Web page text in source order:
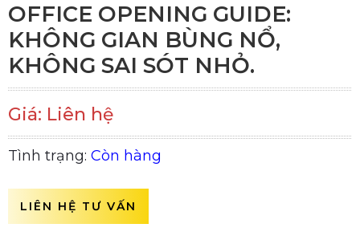
OFFICE OPENING GUIDE:
KHÔNG GIAN BÙNG NỔ,
KHÔNG SAI SÓT NHỎ.
Giá: Liên hệ
Tình trạng: Còn hàng
LIÊN HỆ TƯ VẤN